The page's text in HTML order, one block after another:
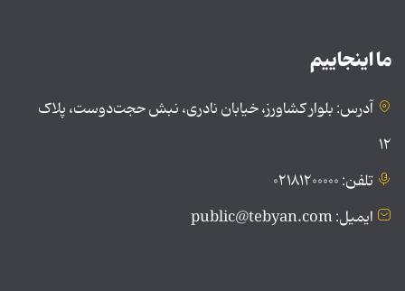
ما اینجاییم
آدرس: بلوار کشاورز، خیابان نادری، نبش حجت‌دوست، پلاک
۱۲
تلفن: ۰۲۱۸۱۲۰۰۰۰۰
ایمیل: public@tebyan.com